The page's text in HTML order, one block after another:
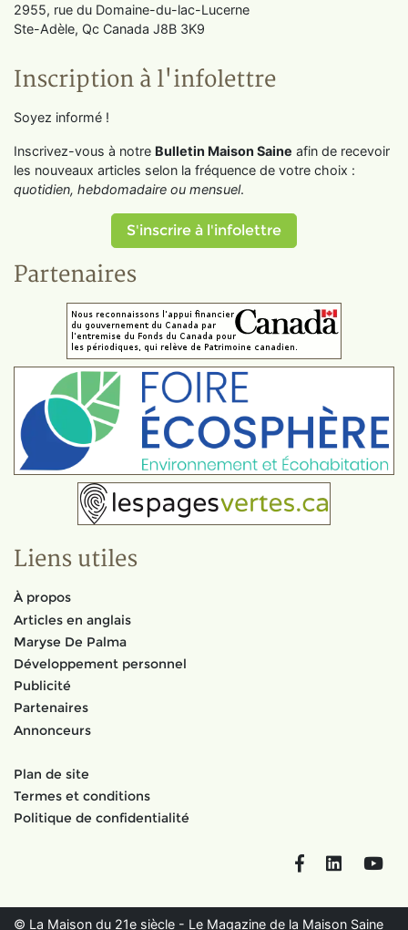
2955, rue du Domaine-du-lac-Lucerne
Ste-Adèle, Qc Canada J8B 3K9
Inscription à l'infolettre
Soyez informé !
Inscrivez-vous à notre Bulletin Maison Saine afin de recevoir
les nouveaux articles selon la fréquence de votre choix :
quotidien, hebdomadaire ou mensuel.
S'inscrire à l'infolettre
Partenaires
Liens utiles
À propos
Articles en anglais
Maryse De Palma
Développement personnel
Publicité
Partenaires
Annonceurs
Plan de site
Termes et conditions
Politique de confidentialité
FacebookLinkedIn
© La Maison du 21e siècle - Le Magazine de la Maison Saine